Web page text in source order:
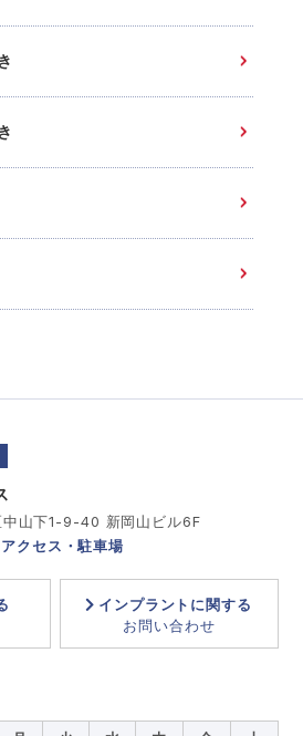
山下1-9-40 新岡山ビル6F
アクセス・駐車場
インプラントに関する
お問い合わせ